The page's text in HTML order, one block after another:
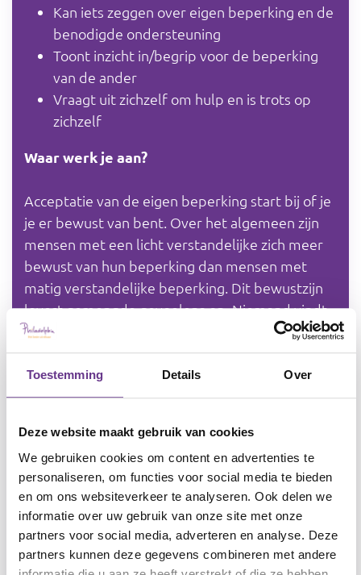
Toestemming Details Over
Deze website maakt gebruik van cookies
We gebruiken cookies om content en advertenties te
personaliseren, om functies voor social media te bieden
en om ons websiteverkeer te analyseren. Ook delen we
informatie over uw gebruik van onze site met onze
partners voor social media, adverteren en analyse. Deze
partners kunnen deze gegevens combineren met andere
Kan iets zeggen over eigen beperking en de
benodigde ondersteuning
Toont inzicht in/begrip voor de beperking
van de ander
Vraagt uit zichzelf om hulp en is trots op
zichzelf
Waar werk je aan?
Acceptatie van de eigen beperking start bij of je
je er bewust van bent. Over het algemeen zijn
mensen met een licht verstandelijke zich meer
bewust van hun beperking dan mensen met
matig verstandelijke beperking. Dit bewustzijn
levert gemengde gevoelens op. Niemand vindt
het makkelijk grenzen van wat je kan te
accepteren.
Bovendien kan het besef confronterend zijn: je
beperking is immers voor altijd deel van je
Het zicht hebben op de eigen beperking en de
acceptatie ervan is een proces dat tijd en
aandacht vraagt. Het levert ok rouwgevoelens
op. Acceptatie start met het gewone gesprek
over “wat hoort bij jou” en “hoe kijk je daar
tegenaan.”